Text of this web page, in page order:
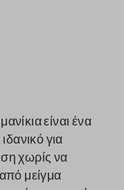
είναι ένα
για
χωρίς να
μείγμα